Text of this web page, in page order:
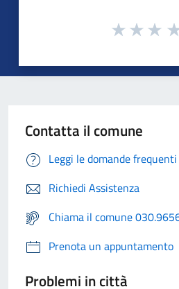
Contatta il comune
Leggi le domande frequenti
Richiedi Assistenza
Chiama il comune
Prenota un appuntamento
Problemi in città